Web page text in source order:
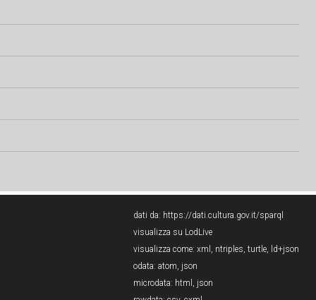
dati da: https://dati.cultura.gov.it/sparql
visualizza su LodLive
visualizza come: xml , ntriples, turtle, ld+json
odata: atom, json
microdata: html , json